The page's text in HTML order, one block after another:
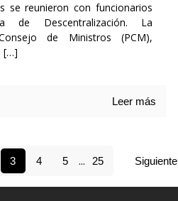
se reunieron con funcionarios
de Descentralización. La
de Ministros (PCM),
[…]
Leer más
3 4 5 ... 25 Siguiente